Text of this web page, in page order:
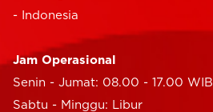
- Indonesia
Jam Operasional
Senin - Jumat: 08.00 - 17.00 WIB
Sabtu - Minggu: Libur